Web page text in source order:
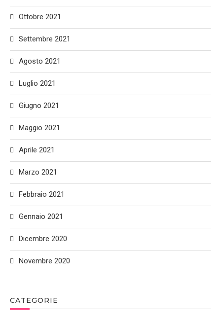
Ottobre 2021
Settembre 2021
Agosto 2021
Luglio 2021
Giugno 2021
Maggio 2021
Aprile 2021
Marzo 2021
Febbraio 2021
Gennaio 2021
Dicembre 2020
Novembre 2020
CATEGORIE